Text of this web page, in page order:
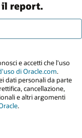
il report.
e accetti che l'uso
di Oracle.com.
dati personali da parte
cancellazione,
e altri argomenti
.